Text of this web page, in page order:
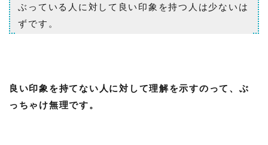
ぶっている人に対して良い印象を持つ人は少ないは
ずです。
良い印象を持てない人に対して理解を示すのって、ぶ
っちゃけ無理です。